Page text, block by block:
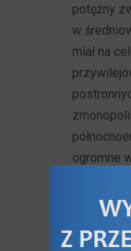
potężny
w
miał na
ogromne
do
blokad